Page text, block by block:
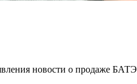
новости о продаже БАТЭ